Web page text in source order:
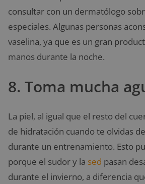
consultar con un dermatólogo
especiales. Algunas personas
vaselina, ya que es un gran
manos durante la noche.
8. Toma mucha
La piel, al igual que el resto del
de hidratación cuando te olvidas
durante un entrenamiento. Esto
porque el sudor y la sed pasan
durante el invierno, a diferencia